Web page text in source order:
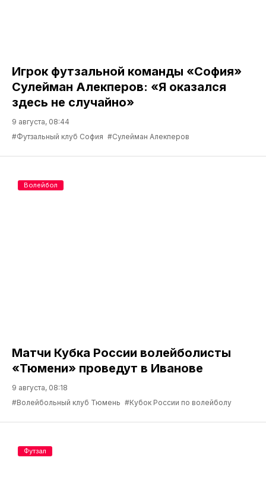
Игрок футзальной команды «София»
Сулейман Алекперов: «Я оказался
здесь не случайно»
9 августа, 08:44
#Футзальный клуб София #Сулейман Алекперов
Матчи Кубка России волейболисты
«Тюмени» проведут в Иванове
9 августа, 08:18
#Волейбольный клуб Тюмень #Кубок России по волейболу
Волейбол
Футзал